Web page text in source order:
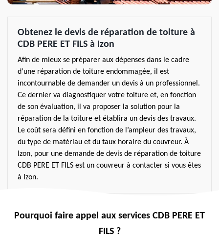
Obtenez le devis de réparation de toiture à
CDB PERE ET FILS à Izon
Afin de mieux se préparer aux dépenses dans le cadre
d’une réparation de toiture endommagée, il est
incontournable de demander un devis à un professionnel.
Ce dernier va diagnostiquer votre toiture et, en fonction
de son évaluation, il va proposer la solution pour la
réparation de la toiture et établira un devis des travaux.
Le coût sera défini en fonction de l’ampleur des travaux,
du type de matériau et du taux horaire du couvreur. À
Izon, pour une demande de devis de réparation de toiture
CDB PERE ET FILS est un couvreur à contacter si vous êtes
à Izon.
Pourquoi faire appel aux services CDB PERE ET
FILS ?